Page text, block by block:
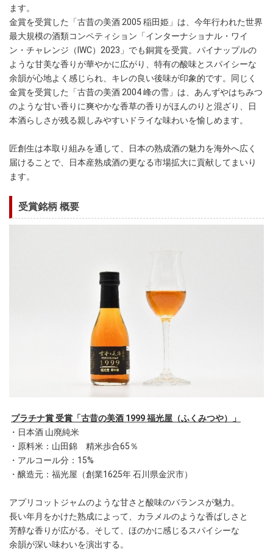
ます。
金賞を受賞した「古昔の美酒 2005 稲田姫」は、今年行われた世界
最大規模の酒類コンペティション「インターナショナル・ワイ
ン・チャレンジ（IWC）2023」でも銅賞を受賞。パイナップルの
ような甘美な香りが華やかに広がり、特有の酸味とスパイシーな
余韻が心地よく感じられ、キレの良い後味が印象的です。同じく
金賞を受賞した「古昔の美酒 2004 峰の雪」は、あんずやはちみつ
のような甘い香りに爽やかな香草の香りがほんのりと混ざり、日
本酒らしさが残る親しみやすいドライな味わいを愉しめます。
匠創生は本取り組みを通して、日本の熟成酒の魅力を海外へ広く
届けることで、日本産熟成酒の更なる市場拡大に貢献してまいり
ます。
受賞銘柄 概要
プラチナ賞 受賞「古昔の美酒 1999 福光屋（ふくみつや）」
・日本酒 山廃純米
・原料米：山田錦 精米歩合65％
・アルコール分：15%
・醸造元：福光屋（創業1625年 石川県金沢市）
アプリコットジャムのような甘さと酸味のバランスが魅力。
長い年月をかけた熟成によって、カラメルのような香ばしさと
芳醇な香りが広がる。そして、ほのかに感じるスパイシーな
余韻が深い味わいを演出する。